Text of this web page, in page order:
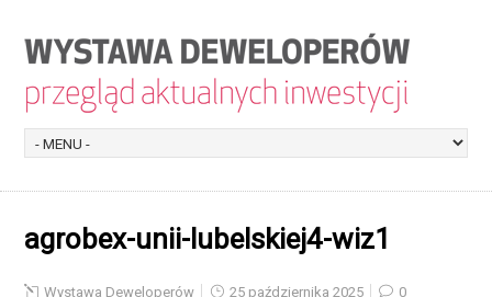
agrobex-unii-lubelskiej4-wiz1
Wystawa Deweloperów 25 października 2025 0